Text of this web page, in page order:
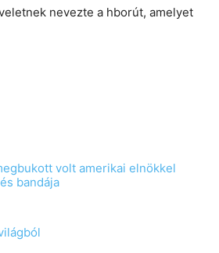
nevezte a hborút, amelyet
volt amerikai elnökkel
bandája